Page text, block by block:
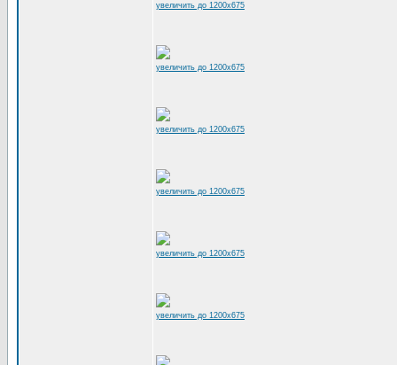
увеличить до 1200x675
увеличить до 1200x675
увеличить до 1200x675
увеличить до 1200x675
увеличить до 1200x675
увеличить до 1200x675